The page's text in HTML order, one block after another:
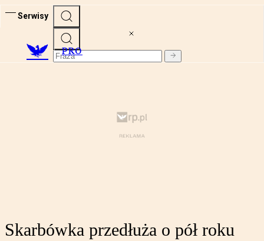
Serwisy
PRO
Skarbówka przedłuża o pół roku